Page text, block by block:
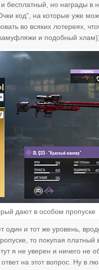
бесплатный, но награды в
код”, на которые уже
во всяких лотереях,
и подобный
дают в особом пропуске
один и тот же уровень,
то покупая платный
я не уверен и ничего не
на этот вопрос. Ну в